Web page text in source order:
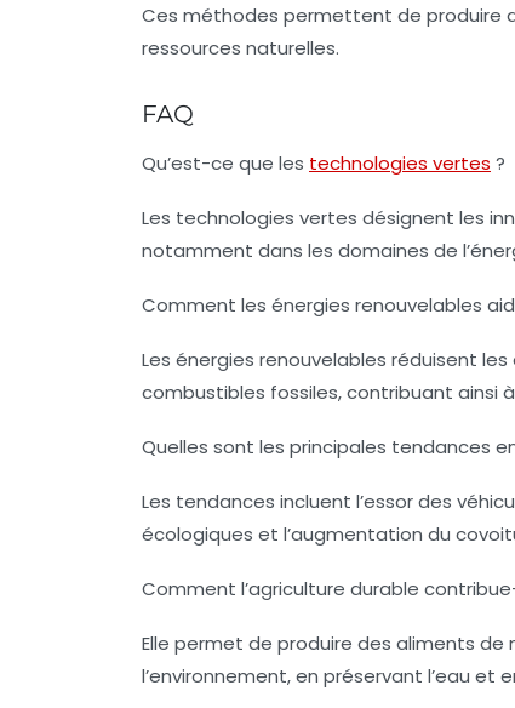
Ces méthodes permettent de produire
ressources naturelles.
FAQ
Qu’est-ce que les technologies vertes ?
Les technologies vertes désignent les
notamment dans les domaines de
Comment les énergies renouvelables
Les énergies renouvelables réduisent
combustibles fossiles, contribuant ainsi
Quelles sont les principales tendances
Les tendances incluent l’essor des
écologiques et l’augmentation du
Comment l’agriculture durable
Elle permet de produire des aliments
l’environnement, en préservant l’eau et